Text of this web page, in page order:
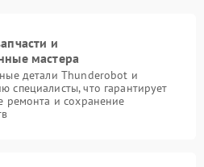
и
мастера
детали Thunderobot и
что гарантирует
ремонта и сохранение